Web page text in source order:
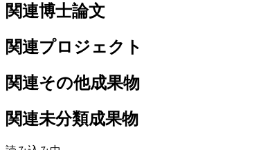
関連博士論文
関連プロジェクト
関連その他成果物
関連未分類成果物